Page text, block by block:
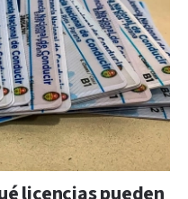
licencias pueden